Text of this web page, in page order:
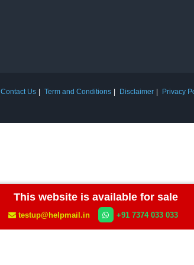
This website is available for sale
testup@helpmail.in +91 7374 033 033
Contact Us Term and Conditions Disclaimer Privacy